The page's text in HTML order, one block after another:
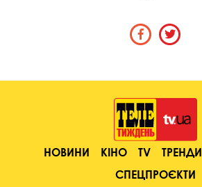
НОВИНИ КІНО TV ТРЕНДИ
СПЕЦПРОЄКТИ